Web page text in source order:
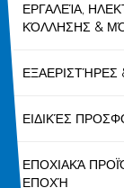
ΕΡΓΑΛΕΊΑ,
ΚΌΛΛΗΣΗΣ &
ΕΙΔΙΚΈΣ
ΕΠΟΧΙΑΚΆ
ΕΠΟΧΉ